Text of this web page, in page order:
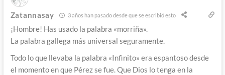
Zatannasay 3 años han pasado desde que se escribió esto
¡Hombre! Has usado la palabra «morriña».
La palabra gallega más universal seguramente.
Todo lo que llevaba la palabra «Infinito» era espantoso desde
el momento en que Pérez se fue. Que Dios lo tenga en la